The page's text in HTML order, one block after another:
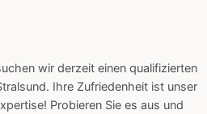
wir derzeit einen qualifizierten
Ihre Zufriedenheit ist unser
Probieren Sie es aus und